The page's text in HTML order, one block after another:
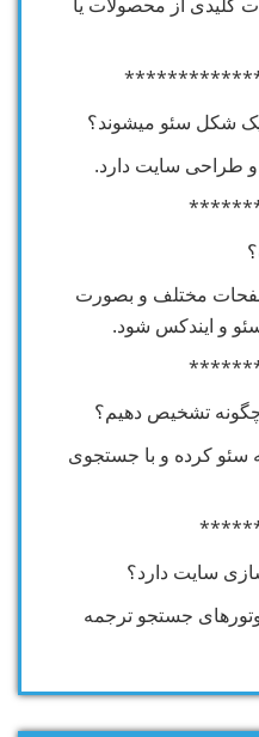
شکل سئو میشوند؟
و طراحی سایت دارد.
مختلف و بصورت
و ایندکس شود.
تشخیص دهیم؟
سئو کرده و با جستجوی
سایت دارد؟
جستجو ترجمه